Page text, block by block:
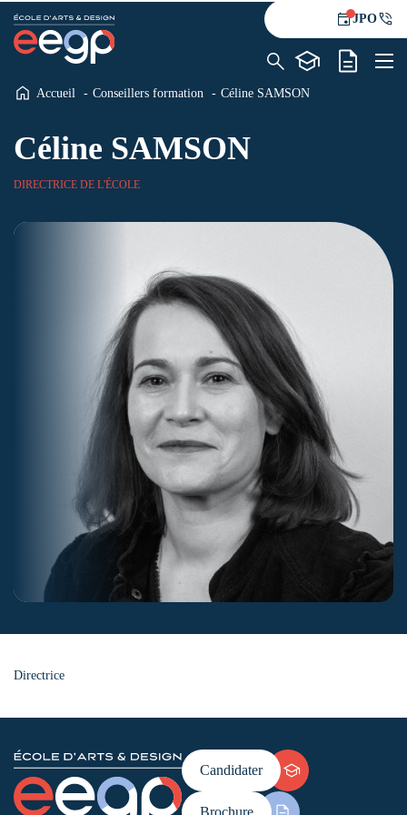
JPO
Formations
Le blog
Contact
Accueil Conseillers formation Céline SAMSON
Céline SAMSON
DIRECTRICE DE L'ÉCOLE
Directrice
Candidater
Brochure